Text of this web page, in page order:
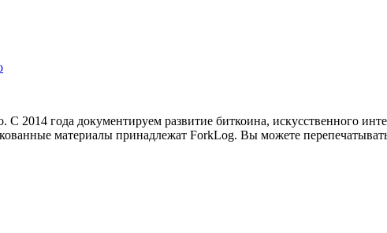
года документируем развитие биткоина, искусственного
материалы принадлежат ForkLog. Вы можете